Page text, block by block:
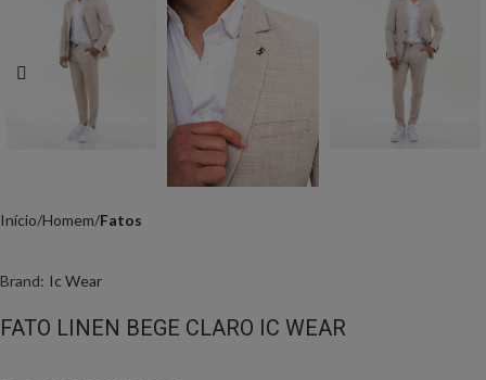
Início Homem Fatos
Brand: Ic Wear
FATO LINEN BEGE CLARO IC WEAR